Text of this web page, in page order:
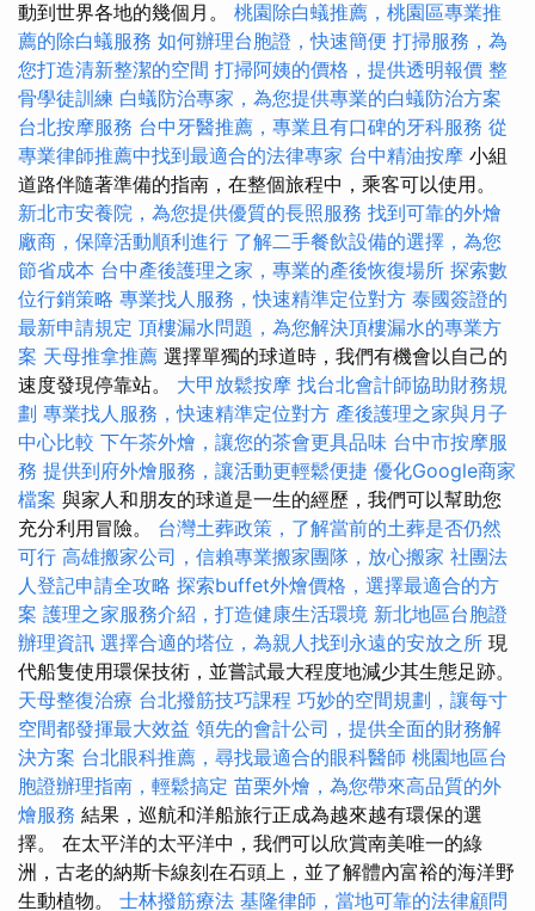
動到世界各地的幾個月。 桃園除白蟻推薦，桃園區專業推
薦的除白蟻服務 如何辦理台胞證，快速簡便 打掃服務，為
您打造清新整潔的空間 打掃阿姨的價格，提供透明報價 整
骨學徒訓練 白蟻防治專家，為您提供專業的白蟻防治方案
台北按摩服務 台中牙醫推薦，專業且有口碑的牙科服務 從
專業律師推薦中找到最適合的法律專家 台中精油按摩 小組
道路伴隨著準備的指南，在整個旅程中，乘客可以使用。
新北市安養院，為您提供優質的長照服務 找到可靠的外燴
廠商，保障活動順利進行 了解二手餐飲設備的選擇，為您
節省成本 台中產後護理之家，專業的產後恢復場所 探索數
位行銷策略 專業找人服務，快速精準定位對方 泰國簽證的
最新申請規定 頂樓漏水問題，為您解決頂樓漏水的專業方
案 天母推拿推薦 選擇單獨的球道時，我們有機會以自己的
速度發現停靠站。 大甲放鬆按摩 找台北會計師協助財務規
劃 專業找人服務，快速精準定位對方 產後護理之家與月子
中心比較 下午茶外燴，讓您的茶會更具品味 台中市按摩服
務 提供到府外燴服務，讓活動更輕鬆便捷 優化Google商家
檔案 與家人和朋友的球道是一生的經歷，我們可以幫助您
充分利用冒險。 台灣土葬政策，了解當前的土葬是否仍然
可行 高雄搬家公司，信賴專業搬家團隊，放心搬家 社團法
人登記申請全攻略 探索buffet外燴價格，選擇最適合的方
案 護理之家服務介紹，打造健康生活環境 新北地區台胞證
辦理資訊 選擇合適的塔位，為親人找到永遠的安放之所 現
代船隻使用環保技術，並嘗試最大程度地減少其生態足跡。
天母整復治療 台北撥筋技巧課程 巧妙的空間規劃，讓每寸
空間都發揮最大效益 領先的會計公司，提供全面的財務解
決方案 台北眼科推薦，尋找最適合的眼科醫師 桃園地區台
胞證辦理指南，輕鬆搞定 苗栗外燴，為您帶來高品質的外
燴服務 結果，巡航和洋船旅行正成為越來越有環保的選
擇。 在太平洋的太平洋中，我們可以欣賞南美唯一的綠
洲，古老的納斯卡線刻在石頭上，並了解體內富裕的海洋野
生動植物。 士林撥筋療法 基隆律師，當地可靠的法律顧問